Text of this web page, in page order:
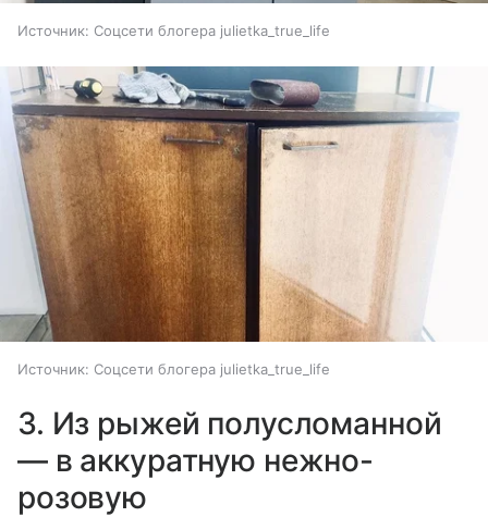
Источник: Соцсети блогера julietka_true_life
Источник: Соцсети блогера julietka_true_life
3. Из рыжей полусломанной
— в аккуратную нежно-
розовую